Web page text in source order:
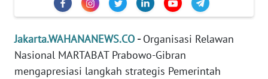
Jakarta.WAHANANEWS.CO -Organisasi Relawan
Nasional MARTABAT Prabowo-Gibran
mengapresiasi langkah strategis Pemerintah
DISCLAIMER
News
Regional